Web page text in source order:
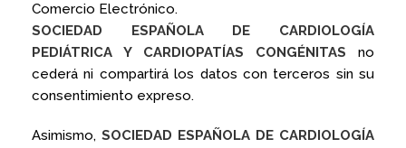
Comercio Electrónico.
SOCIEDAD ESPAÑOLA DE CARDIOLOGÍA
PEDIÁTRICA Y CARDIOPATÍAS CONGÉNITAS no
cederá ni compartirá los datos con terceros sin su
consentimiento expreso.
Asimismo, SOCIEDAD ESPAÑOLA DE CARDIOLOGÍA